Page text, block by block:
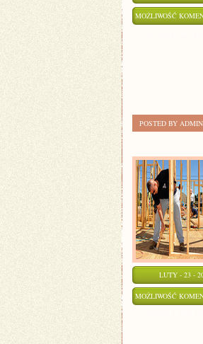
MOŻLIWOŚĆ
POSTED BY ADMIN
LUTY - 23 -
MOŻLIWOŚĆ